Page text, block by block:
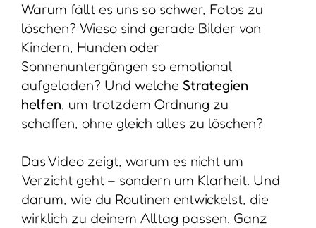
Warum fällt es uns so schwer, Fotos zu
löschen? Wieso sind gerade Bilder von
Kindern, Hunden oder
Sonnenuntergängen so emotional
aufgeladen? Und welche Strategien
helfen, um trotzdem Ordnung zu
schaffen, ohne gleich alles zu löschen?
Das Video zeigt, warum es nicht um
Verzicht geht – sondern um Klarheit. Und
darum, wie du Routinen entwickelst, die
wirklich zu deinem Alltag passen. Ganz